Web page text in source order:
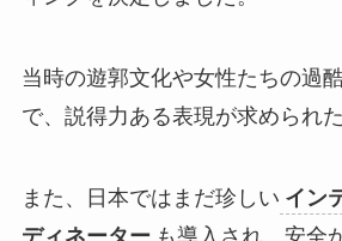
当時の遊郭文化や女性たちの過
で、説得力ある表現が求められた
また、日本ではまだ珍しい イン
ディネーター も導入され、安全